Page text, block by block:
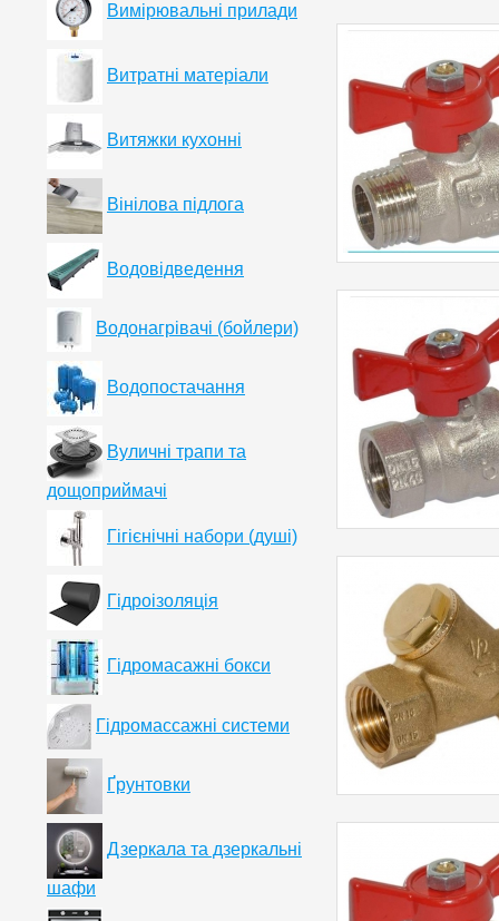
Вимірювальні прилади
Витратні матеріали
Витяжки кухонні
Вінілова підлога
Водовідведення
Водонагрівачі (бойлери)
Водопостачання
Вуличні трапи та
дощоприймачі
Гігієнічні набори (душі)
Гідроізоляція
Гідромасажні бокси
Гідромассажні системи
Ґрунтовки
Дзеркала та дзеркальні
шафи